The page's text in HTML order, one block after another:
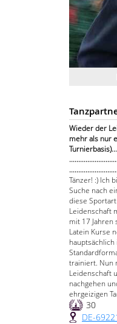
Wieder der
mehr als nur
Tänzer! :) Ich
Suche nach
diese
Leidenschaft
mit 17 Jahren
Latein Kurse
trainiert. Nun
Leidenschaft
nachgehen
ehrgeizigen
30
DE-